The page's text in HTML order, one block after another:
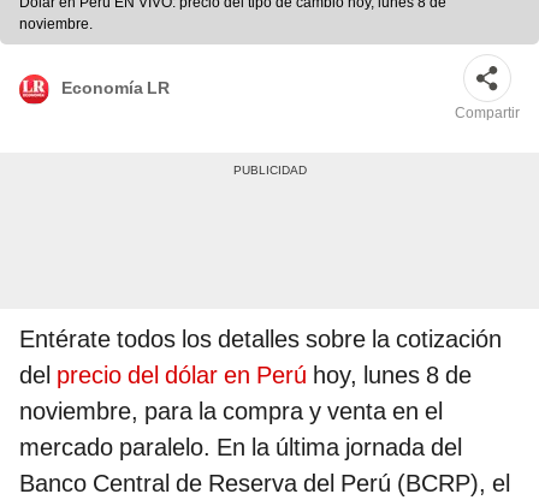
noviembre.
Economía LR
Compartir
Entérate todos los detalles sobre la cotización
del precio del dólar en Perú hoy, lunes 8 de
noviembre, para la compra y venta en el
mercado paralelo. En la última jornada del
Banco Central de Reserva del Perú (BCRP), el